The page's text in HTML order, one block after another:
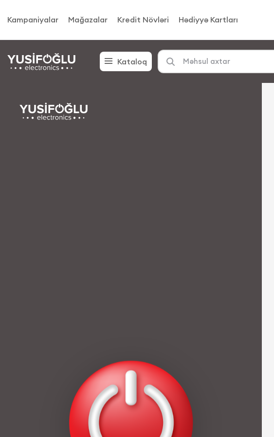
Kampaniyalar Mağazalar Kredit Növləri Hədiyyə Kartları
Kataloq